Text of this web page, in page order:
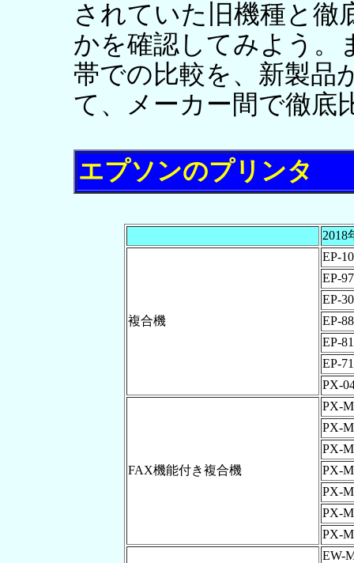
されていた旧機種と徹
かを確認してみよう。
帯での比較を、新製品
て、メーカー間で徹底
エプソンのプリンタ
2018
複合機
EP-
EP-
EP-
EP-
EP-
EP-
PX-
FAX機能付き複合機
PX-
PX-
PX-
PX-
PX-
PX-
PX-
EW-